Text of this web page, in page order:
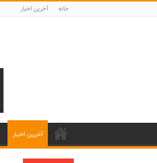
خانه آخرین اخبار
آخرین اخبار